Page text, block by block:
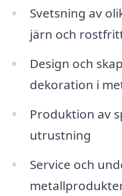
Svetsning av
järn och
Design och
dekoration i
Produktion av
utrustning
Service och